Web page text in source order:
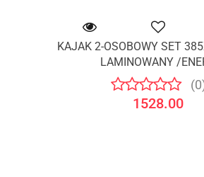
KAJAK 2-OSOBOWY SET
LAMINOWANY /
1528.00